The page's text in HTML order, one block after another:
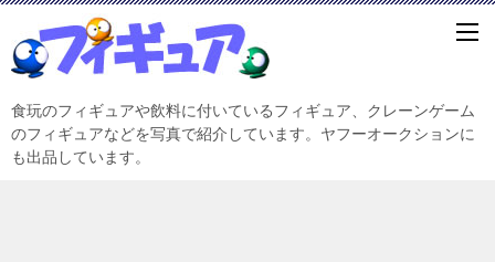
食玩のフィギュアや飲料に付いているフィギュア、クレーンゲーム
のフィギュアなどを写真で紹介しています。ヤフーオークションに
も出品しています。